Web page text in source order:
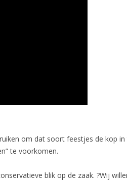
om dat soort feestjes de kop
te voorkomen.
blik op de zaak. ?Wij